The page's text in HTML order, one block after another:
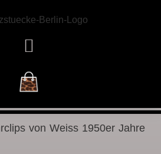
von Weiss 1950er Jahre